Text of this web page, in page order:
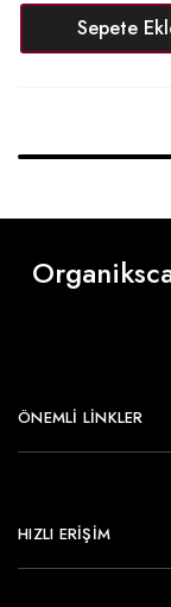
Sepete
ÖNEMLI LINKLER
HIZLI ERİŞİM